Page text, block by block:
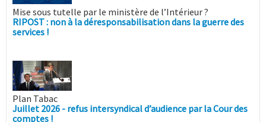
Mise sous tutelle par le ministère de l’Intérieur ?
RIPOST : non à la déresponsabilisation dans la guerre des
services !
Plan Tabac
Juillet 2026 - refus intersyndical d’audience par la Cour des
comptes !